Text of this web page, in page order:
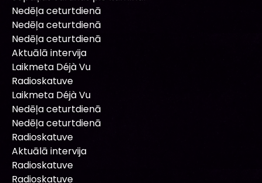
Nedēļa ceturtdienā
Nedēļa ceturtdienā
Nedēļa ceturtdienā
Aktuālā intervija
Laikmeta Déjà Vu
Radioskatuve
Laikmeta Déjà Vu
Nedēļa ceturtdienā
Nedēļa ceturtdienā
Radioskatuve
Aktuālā intervija
Radioskatuve
Radioskatuve